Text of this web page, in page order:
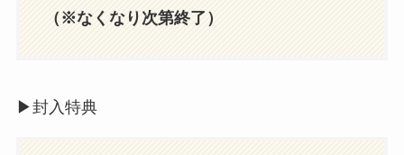
（※なくなり次第終了）
▶︎封入特典